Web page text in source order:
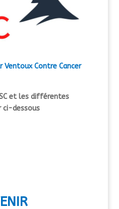
Contre Cancer
et les différentes
ci-dessous